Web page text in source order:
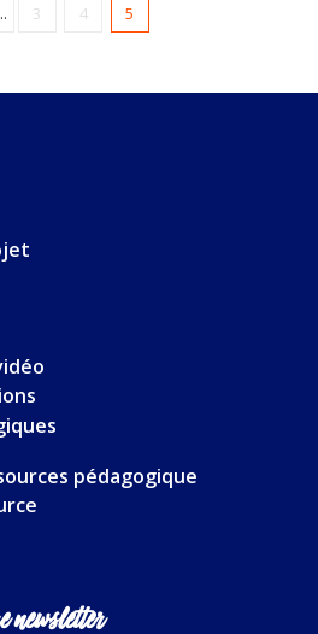
3 4 5
pédagogique
newsletter